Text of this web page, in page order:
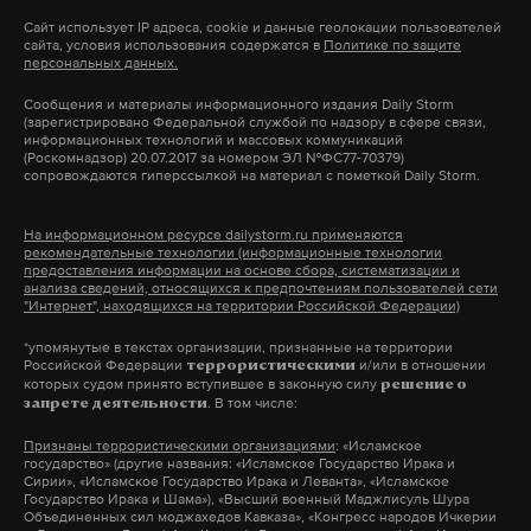
Авария в шахте «АЛРОСА» произошла 4 августа в
10:30 по московскому времени на насосной
станции №2. На момент происшествия в шахте
работал 151 человек. Согласно предварительным
данным, внутрь попало около 200 тысяч
подъемники: из-за подтопления отключилась
электроэнергия. В спасательной операции
задействовано 225 человек, 116 из которых –
сотрудники МЧС. Используется 30 единиц
техники. Спасатели ведут активные поиски еще
восьми горняков. По данным источника Daily
Storm, вода потекла из отработанного карьера
«Мир». В нем находилось порядка 300 тысяч
кубометров воды.
часто это делал в ресторане при выставочном
центре «Крокус». У него осталось двое сыновей —
один работает в банке, второй – в новом
«Океанариуме», – сообщил руководитель службы
эксплуатации «Океанариума» Владимир Еманов.
«Океанариума».
Подпишитесь на Daily Storm в
работает там, где тормозит интернет.
А еще мы есть вTelegram,ДзениVK.
Сайт использует IP адреса, cookie и данные геолокации пользователей
сайта, условия использования содержатся в Политике по защите
персональных данных.
Сообщения и материалы информационного издания Daily Storm
(зарегистрировано Федеральной службой по надзору в сфере связи,
информационных технологий и массовых коммуникаций
(Роскомнадзор) 20.07.2017 за номером ЭЛ №ФС77-70379)
сопровождаются гиперссылкой на материал с пометкой Daily Storm.
На информационном ресурсе dailystorm.ru применяются
рекомендательные технологии (информационные технологии
предоставления информации на основе сбора, систематизации и
анализа сведений, относящихся к предпочтениям пользователей сети
"Интернет", находящихся на территории Российской Федерации)
*упомянутые в текстах организации, признанные на территории
Российской Федерации террористическими и/или в отношении
которых судом принято вступившее в законную силу решение о
запрете деятельности. В том числе:
Признаны террористическими организациями: «Исламское
государство» (другие названия: «Исламское Государство Ирака и
Сирии», «Исламское Государство Ирака и Леванта», «Исламское
Государство Ирака и Шама»), «Высший военный Маджлисуль Шура
Объединенных сил моджахедов Кавказа», «Конгресс народов Ичкерии